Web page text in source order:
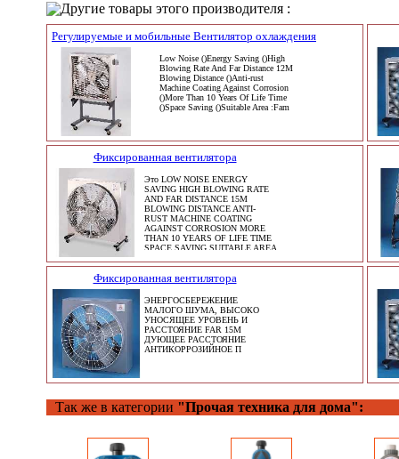
Другие товары этого производителя :
Регулируемые и мобильные Вентилятор охлаждения
Low Noise ()Energy Saving ()High
Blowing Rate And Far Distance 12M
Blowing Distance ()Anti-rust
Machine Coating Against Corrosion
()More Than 10 Years Of Life Time
()Space Saving ()Suitable Area :Fam
Фиксированная вентилятора
Это LOW NOISE ENERGY
SAVING HIGH BLOWING RATE
AND FAR DISTANCE 15M
BLOWING DISTANCE ANTI-
RUST MACHINE COATING
AGAINST CORROSION MORE
THAN 10 YEARS OF LIFE TIME
SPACE SAVING SUITABLE AREA
Фиксированная вентилятора
ЭНЕРГОСБЕРЕЖЕНИЕ
МАЛОГО ШУМА, ВЫСОКО
УНОСЯЩЕЕ УРОВЕНЬ И
РАССТОЯНИЕ FAR 15M
ДУЮЩЕЕ РАССТОЯНИЕ
АНТИКОРРОЗИЙНОЕ П
Так же в категории "Прочая техника для дома":